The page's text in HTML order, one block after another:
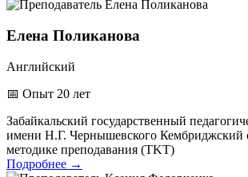
Елена Поликанова
Английский
📅 Опыт 20 лет
Забайкальский государственный
имени Н.Г. Чернышевского Кембриджский
методике преподавания (TKT)
Подробнее →